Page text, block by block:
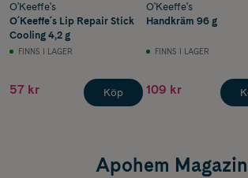
O'Keeffe's
O´Keeffe´s Lip Repair Stick
Cooling 4,2 g
FINNS I LAGER
57 kr Köp
O'Keeffe's
Handkräm 96 g
FINNS I LAGER
109 kr
Apohem